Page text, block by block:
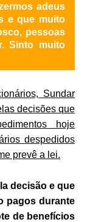
adeus
e que muito
pessoas
Sinto muito
Sundar
decisões que
hoje
despedidos
prevê a lei.
decisão e que
pagos durante
de benefícios